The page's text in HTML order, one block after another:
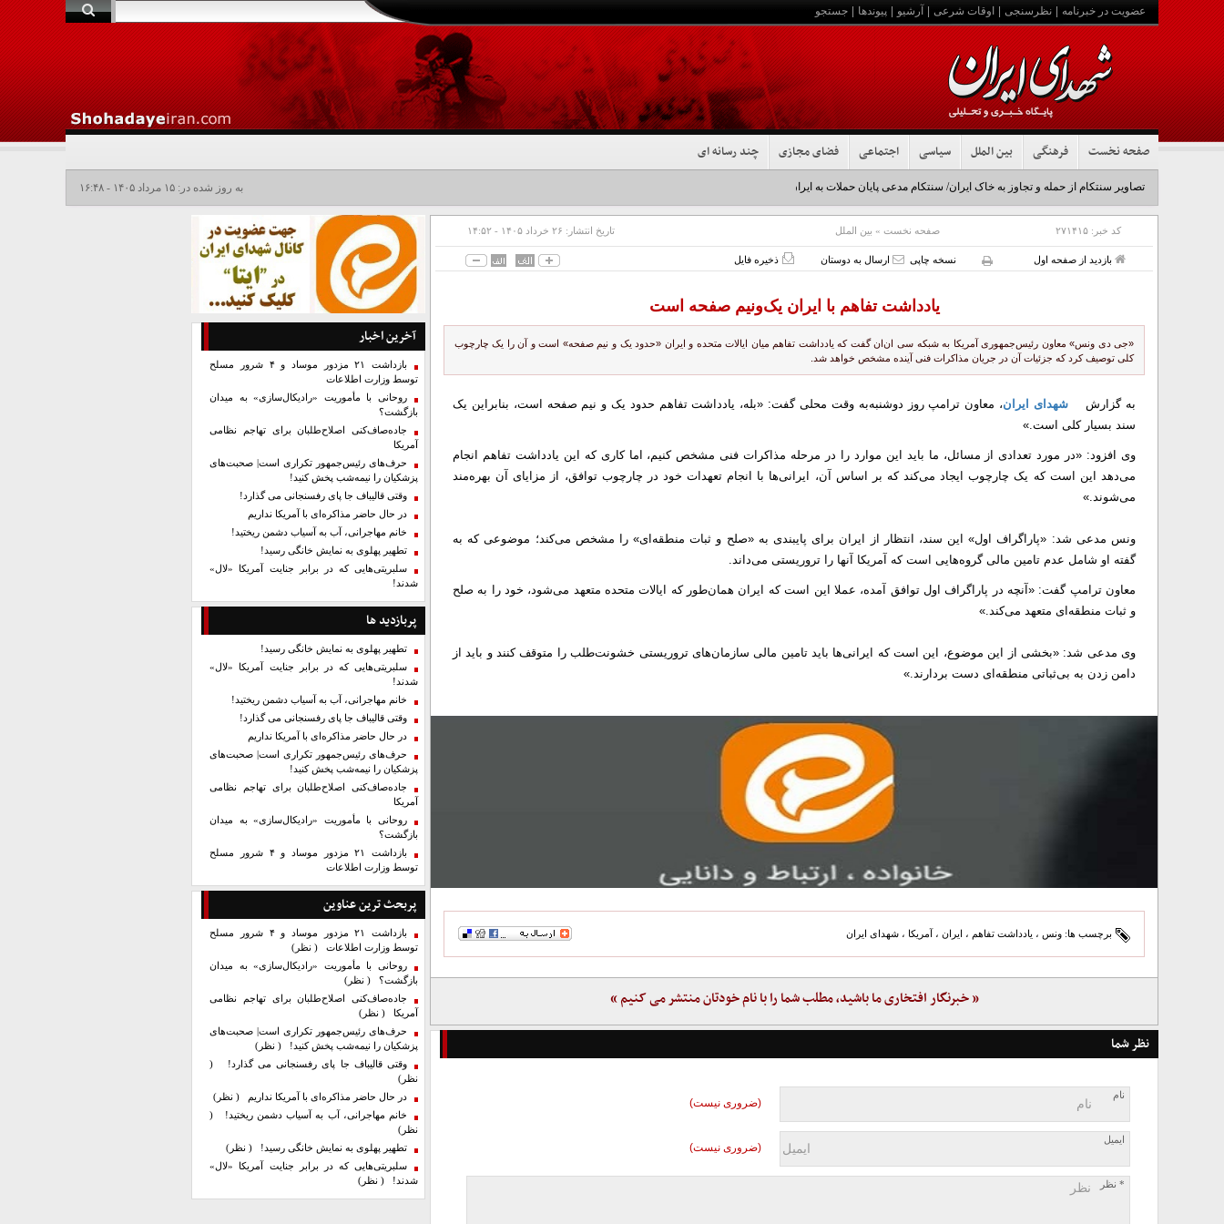
عضویت در خبرنامه نظرسنجی اوقات شرعی آرشیو پیوندها جستجو
صفحه نخست فرهنگی بین الملل سیاسی اجتماعی فضای مجازی چند رسانه ای
تصاویر سنتکام از حمله و تجاوز به خاک ایران/ سنتکام مدعی پایان حملات به ایران شد+فیلم به روز شده در: ۱۵ مرداد ۱۴۰۵ - ۱۶:۴۸
کد خبر: ۲۷۱۴۱۵ صفحه نخست » بین الملل تاریخ انتشار: ۲۶ خرداد ۱۴۰۵ - ۱۴:۵۲
بازدید از صفحه اول نسخه چاپی ارسال به دوستان ذخیره فایل
یادداشت تفاهم با ایران یک‌ونیم صفحه است
«جی دی ونس» معاون رئیس‌جمهوری آمریکا به شبکه سی ان‌ان گفت که یادداشت تفاهم میان ایالات متحده و ایران «حدود یک و نیم صفحه» است و آن را یک چارچوب
کلی توصیف کرد که جزئیات آن در جریان مذاکرات فنی آینده مشخص خواهد شد.
به گزارششهدای ایران، معاون ترامپ روز دوشنبه‌به وقت محلی گفت: «بله، یادداشت تفاهم حدود یک و نیم صفحه است، بنابراین یک
سند بسیار کلی است.»
وی افزود: «در مورد تعدادی از مسائل، ما باید این موارد را در مرحله مذاکرات فنی مشخص کنیم، اما کاری که این یادداشت تفاهم انجام
می‌دهد این است که یک چارچوب ایجاد می‌کند که بر اساس آن، ایرانی‌ها با انجام تعهدات خود در چارچوب توافق، از مزایای آن بهره‌مند
می‌شوند.»
ونس مدعی شد: «پاراگراف اول» این سند، انتظار از ایران برای پایبندی به «صلح و ثبات منطقه‌ای» را مشخص می‌کند؛ موضوعی که به
گفته او شامل عدم تامین مالی گروه‌هایی است که آمریکا آنها را تروریستی می‌داند.
معاون ترامپ گفت: «آنچه در پاراگراف اول توافق آمده، عملا این است که ایران همان‌طور که ایالات متحده متعهد می‌شود، خود را به صلح
و ثبات منطقه‌ای متعهد می‌کند.»
وی مدعی شد: «بخشی از این موضوع، این است که ایرانی‌ها باید تامین مالی سازمان‌های تروریستی خشونت‌طلب را متوقف کنند و باید از
دامن زدن به بی‌ثباتی منطقه‌ای دست بردارند.»
برچسب ها: ونس ، یادداشت تفاهم ، ایران ، آمریکا ، شهدای ایران
« خبرنگار افتخاری ما باشید، مطلب شما را با نام خودتان منتشر می کنیم »
نظر شما
نام
(ضروری نیست)
ایمیل
(ضروری نیست)
* نظر
آخرین اخبار
بازداشت ۲۱ مزدور موساد و ۴ شرور مسلح
توسط وزارت اطلاعات
روحانی با مأموریت «رادیکال‌سازی» به میدان
بازگشت؟
جاده‌صاف‌کنی اصلاح‌طلبان برای تهاجم نظامی
آمریکا
حرف‌های رئیس‌جمهور تکراری است| صحبت‌های
پزشکیان را نیمه‌شب پخش کنید!
وقتی قالیباف جا پای رفسنجانی می گذارد!
در حال حاضر مذاکره‌ای با آمریکا نداریم
خانم مهاجرانی، آب به آسیاب دشمن ریختید!
تطهیر پهلوی به نمایش خانگی رسید!
سلبریتی‌هایی که در برابر جنایت آمریکا «لال»
شدند!
پربازدید ها
تطهیر پهلوی به نمایش خانگی رسید!
سلبریتی‌هایی که در برابر جنایت آمریکا «لال»
شدند!
خانم مهاجرانی، آب به آسیاب دشمن ریختید!
وقتی قالیباف جا پای رفسنجانی می گذارد!
در حال حاضر مذاکره‌ای با آمریکا نداریم
حرف‌های رئیس‌جمهور تکراری است| صحبت‌های
پزشکیان را نیمه‌شب پخش کنید!
جاده‌صاف‌کنی اصلاح‌طلبان برای تهاجم نظامی
آمریکا
روحانی با مأموریت «رادیکال‌سازی» به میدان
بازگشت؟
بازداشت ۲۱ مزدور موساد و ۴ شرور مسلح
توسط وزارت اطلاعات
پربحث ترین عناوین
بازداشت ۲۱ مزدور موساد و ۴ شرور مسلح
توسط وزارت اطلاعات ( نظر)
روحانی با مأموریت «رادیکال‌سازی» به میدان
بازگشت؟ ( نظر)
جاده‌صاف‌کنی اصلاح‌طلبان برای تهاجم نظامی
آمریکا ( نظر)
حرف‌های رئیس‌جمهور تکراری است| صحبت‌های
پزشکیان را نیمه‌شب پخش کنید! ( نظر)
وقتی قالیباف جا پای رفسنجانی می گذارد! (
نظر)
در حال حاضر مذاکره‌ای با آمریکا نداریم ( نظر)
خانم مهاجرانی، آب به آسیاب دشمن ریختید! (
نظر)
تطهیر پهلوی به نمایش خانگی رسید! ( نظر)
سلبریتی‌هایی که در برابر جنایت آمریکا «لال»
شدند! ( نظر)